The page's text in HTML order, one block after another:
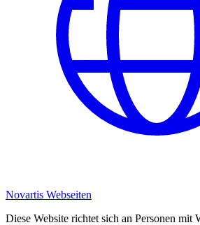
Novartis Webseiten
Diese Website richtet sich an Personen mit